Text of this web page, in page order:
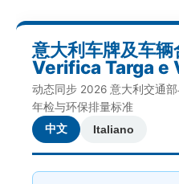
意大利车牌及车
Verifica Targa e
动态同步 2026 意大利交通
年检与环保排量标准
中文 Italiano